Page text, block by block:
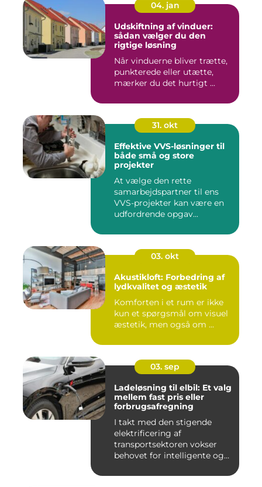
04. jan
Udskiftning af vinduer:
sådan vælger du den
rigtige løsning
Når vinduerne bliver trætte,
punkterede eller utætte,
mærker du det hurtigt ...
31. okt
Effektive VVS-løsninger til
både små og store
projekter
At vælge den rette
samarbejdspartner til ens
VVS-projekter kan være en
udfordrende opgav...
03. okt
Akustikloft: Forbedring af
lydkvalitet og æstetik
Komforten i et rum er ikke
kun et spørgsmål om visuel
æstetik, men også om ...
03. sep
Ladeløsning til elbil: Et valg
mellem fast pris eller
forbrugsafregning
I takt med den stigende
elektrificering af
transportsektoren vokser
behovet for intelligente og